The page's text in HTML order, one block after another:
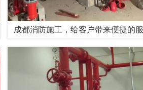
成都消防施工，给客户带来便捷的服